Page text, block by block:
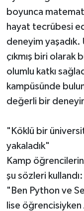
boyunca
hayat tecrübesi
deneyim yaşadık.
çıkmış biri olarak
olumlu katkı
kampüsünde
değerli bir
"Köklü bir
yakaladık"
Kamp
şu sözleri kullandı:
"Ben Python ve
lise